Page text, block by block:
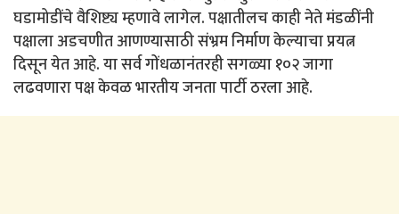
घडामोडींचे वैशिष्ट्य म्हणावे लागेल. पक्षातीलच काही नेते मंडळींनी
पक्षाला अडचणीत आणण्यासाठी संभ्रम निर्माण केल्याचा प्रयत्न
दिसून येत आहे. या सर्व गोंधळानंतरही सगळ्या १०२ जागा
लढवणारा पक्ष केवळ भारतीय जनता पार्टी ठरला आहे.